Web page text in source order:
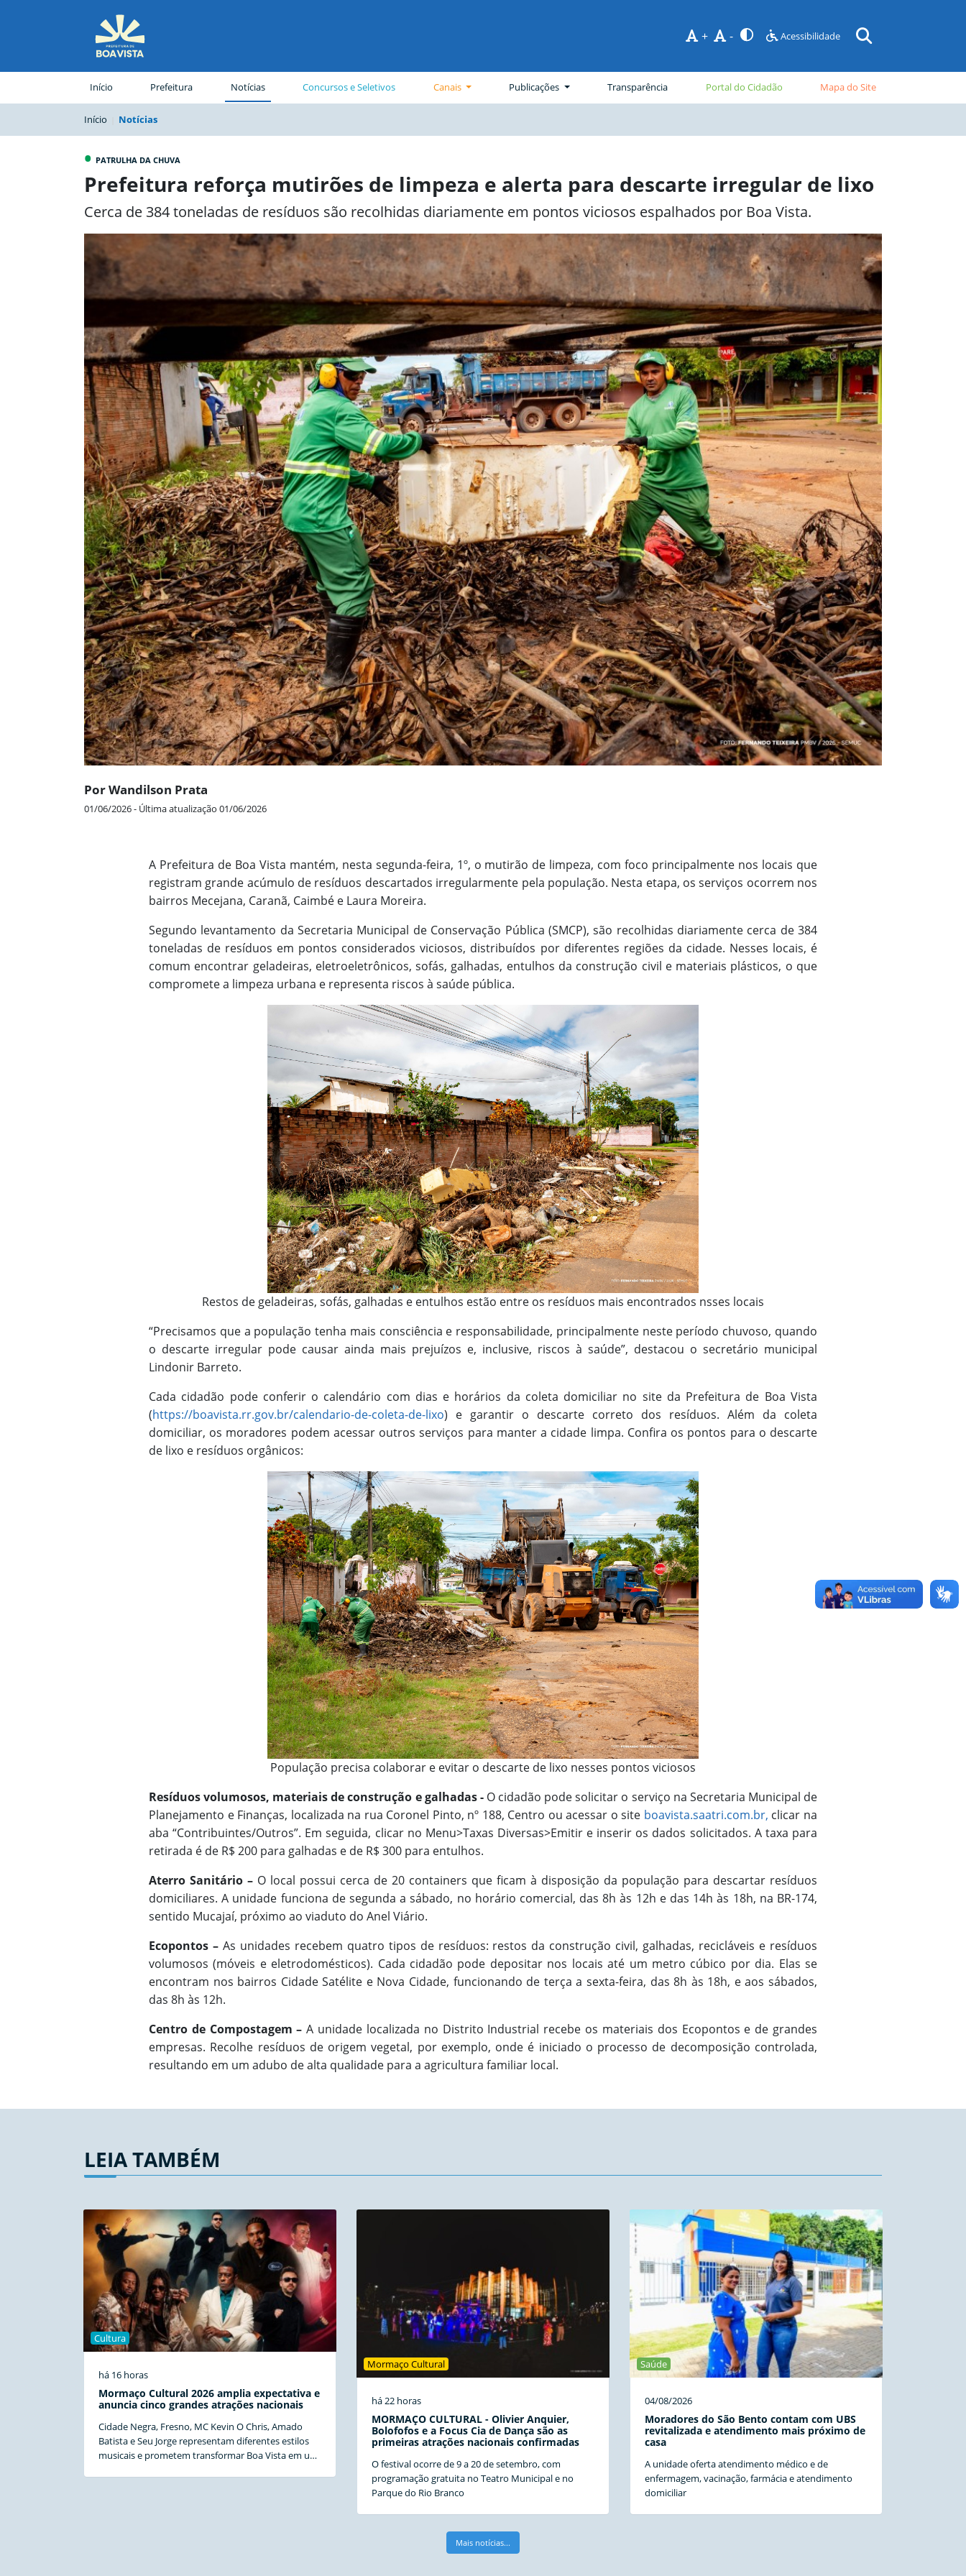
+ - Acessibilidade
Início Prefeitura(página atual)
Notícias Concursos e Seletivos Canais Publicações Transparência Portal do Cidadão Mapa do Site
Início Notícias
• PATRULHA DA CHUVA
Prefeitura reforça mutirões de limpeza e alerta para descarte irregular de lixo
Cerca de 384 toneladas de resíduos são recolhidas diariamente em pontos viciosos espalhados por Boa Vista.
Por Wandilson Prata
01/06/2026 - Última atualização 01/06/2026
A Prefeitura de Boa Vista mantém, nesta segunda-feira, 1º, o mutirão de limpeza, com foco principalmente nos locais que
registram grande acúmulo de resíduos descartados irregularmente pela população. Nesta etapa, os serviços ocorrem nos
bairros Mecejana, Caranã, Caimbé e Laura Moreira.
Segundo levantamento da Secretaria Municipal de Conservação Pública (SMCP), são recolhidas diariamente cerca de 384
toneladas de resíduos em pontos considerados viciosos, distribuídos por diferentes regiões da cidade. Nesses locais, é
comum encontrar geladeiras, eletroeletrônicos, sofás, galhadas, entulhos da construção civil e materiais plásticos, o que
compromete a limpeza urbana e representa riscos à saúde pública.
Restos de geladeiras, sofás, galhadas e entulhos estão entre os resíduos mais encontrados nsses locais
“Precisamos que a população tenha mais consciência e responsabilidade, principalmente neste período chuvoso, quando
o descarte irregular pode causar ainda mais prejuízos e, inclusive, riscos à saúde”, destacou o secretário municipal
Lindonir Barreto.
Cada cidadão pode conferir o calendário com dias e horários da coleta domiciliar no site da Prefeitura de Boa Vista
(https://boavista.rr.gov.br/calendario-de-coleta-de-lixo) e garantir o descarte correto dos resíduos. Além da coleta
domiciliar, os moradores podem acessar outros serviços para manter a cidade limpa. Confira os pontos para o descarte
de lixo e resíduos orgânicos:
População precisa colaborar e evitar o descarte de lixo nesses pontos viciosos
Resíduos volumosos, materiais de construção e galhadas - O cidadão pode solicitar o serviço na Secretaria Municipal de
Planejamento e Finanças, localizada na rua Coronel Pinto, nº 188, Centro ou acessar o site boavista.saatri.com.br, clicar na
aba “Contribuintes/Outros”. Em seguida, clicar no Menu>Taxas Diversas>Emitir e inserir os dados solicitados. A taxa para
retirada é de R$ 200 para galhadas e de R$ 300 para entulhos.
Aterro Sanitário – O local possui cerca de 20 containers que ficam à disposição da população para descartar resíduos
domiciliares. A unidade funciona de segunda a sábado, no horário comercial, das 8h às 12h e das 14h às 18h, na BR-174,
sentido Mucajaí, próximo ao viaduto do Anel Viário.
Ecopontos –As unidades recebem quatro tipos de resíduos: restos da construção civil, galhadas, recicláveis e resíduos
volumosos (móveis e eletrodomésticos). Cada cidadão pode depositar nos locais até um metro cúbico por dia. Elas se
encontram nos bairros Cidade Satélite e Nova Cidade, funcionando de terça a sexta-feira, das 8h às 18h, e aos sábados,
das 8h às 12h.
Centro de Compostagem – A unidade localizada no Distrito Industrial recebe os materiais dos Ecopontos e de grandes
empresas. Recolhe resíduos de origem vegetal, por exemplo, onde é iniciado o processo de decomposição controlada,
resultando em um adubo de alta qualidade para a agricultura familiar local.
LEIA TAMBÉM
Cultura
há 16 horas
Mormaço Cultural 2026 amplia expectativa e
anuncia cinco grandes atrações nacionais
Cidade Negra, Fresno, MC Kevin O Chris, Amado
Batista e Seu Jorge representam diferentes estilos
musicais e prometem transformar Boa Vista em um
Mormaço Cultural
há 22 horas
MORMAÇO CULTURAL - Olivier Anquier,
Bolofofos e a Focus Cia de Dança são as
primeiras atrações nacionais confirmadas
O festival ocorre de 9 a 20 de setembro, com
programação gratuita no Teatro Municipal e no
Parque do Rio Branco
Saúde
04/08/2026
Moradores do São Bento contam com UBS
revitalizada e atendimento mais próximo de
casa
A unidade oferta atendimento médico e de
enfermagem, vacinação, farmácia e atendimento
domiciliar
Mais notícias...